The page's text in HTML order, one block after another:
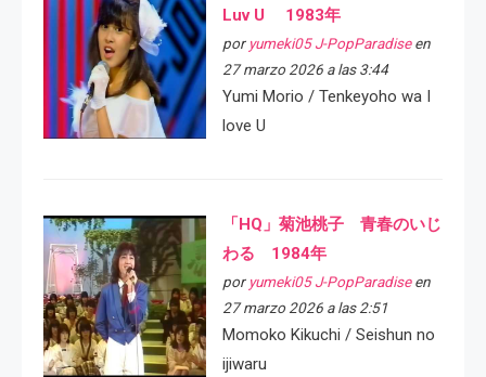
Luv U 1983年
por yumeki05 J-PopParadiseen
27 marzo 2026 a las 3:44
Yumi Morio / Tenkeyoho wa I
love U
「HQ」菊池桃子 青春のいじ
わる 1984年
por yumeki05 J-PopParadiseen
27 marzo 2026 a las 2:51
Momoko Kikuchi / Seishun no
ijiwaru